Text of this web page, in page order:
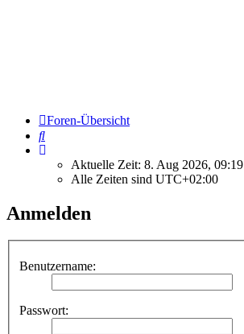
Foren-Übersicht
Suche
Aktuelle Zeit: 8. Aug 2026, 09:19
Alle Zeiten sind UTC+02:00
Anmelden
Benutzername:
Passwort: